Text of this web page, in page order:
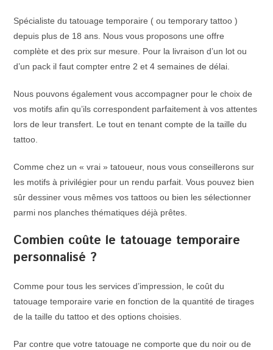
Spécialiste du tatouage temporaire ( ou temporary tattoo )
depuis plus de 18 ans. Nous vous proposons une offre
complète et des prix sur mesure. Pour la livraison d’un lot ou
d’un pack il faut compter entre 2 et 4 semaines de délai.
Nous pouvons également vous accompagner pour le choix de
vos motifs afin qu’ils correspondent parfaitement à vos attentes
lors de leur transfert. Le tout en tenant compte de la taille du
tattoo.
Comme chez un « vrai » tatoueur, nous vous conseillerons sur
les motifs à privilégier pour un rendu parfait. Vous pouvez bien
sûr dessiner vous mêmes vos tattoos ou bien les sélectionner
parmi nos planches thématiques déjà prêtes.
Combien coûte le tatouage temporaire
personnalisé ?
Comme pour tous les services d’impression, le coût du
tatouage temporaire varie en fonction de la quantité de tirages
de la taille du tattoo et des options choisies.
Par contre que votre tatouage ne comporte que du noir ou de